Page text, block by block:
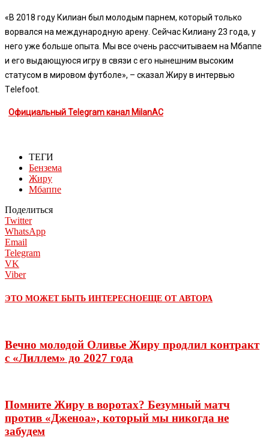
«В 2018 году Килиан был молодым парнем, который только
ворвался на международную арену. Сейчас Килиану 23 года, у
него уже больше опыта. Мы все очень рассчитываем на Мбаппе
и его выдающуюся игру в связи с его нынешним высоким
статусом в мировом футболе», – сказал Жиру в интервью
Tеlеfoot.
Официальный Telegram канал MilanAC
ТЕГИ
Бензема
Жиру
Мбаппе
Поделиться
Twitter
WhatsApp
Email
Telegram
VK
Viber
ЭТО МОЖЕТ БЫТЬ ИНТЕРЕСНОЕЩЕ ОТ АВТОРА
Вечно молодой Оливье Жиру продлил контракт
с «Лиллем» до 2027 года
Помните Жиру в воротах? Безумный матч
против «Дженоа», который мы никогда не
забудем